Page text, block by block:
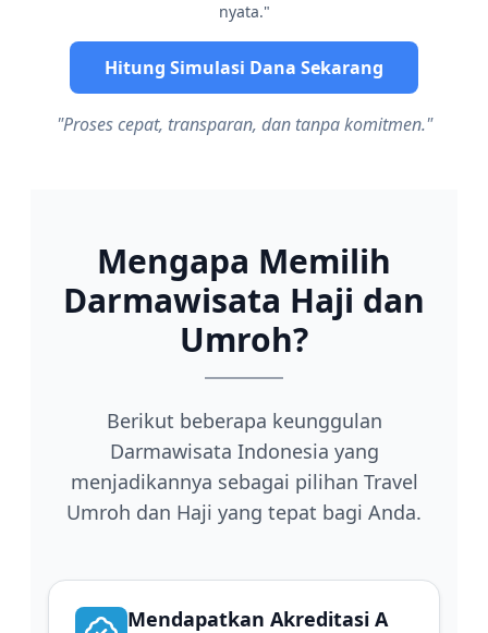
nyata."
Hitung Simulasi Dana Sekarang
"Proses cepat, transparan, dan tanpa komitmen."
Mengapa Memilih
Darmawisata Haji dan
Umroh?
Berikut beberapa keunggulan
Darmawisata Indonesia yang
menjadikannya sebagai pilihan Travel
Umroh dan Haji yang tepat bagi Anda.
Mendapatkan Akreditasi A